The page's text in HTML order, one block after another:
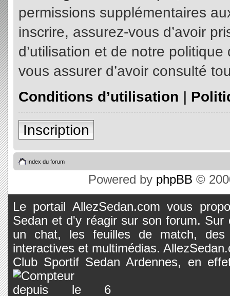
permissions supplémentaires
inscrire, assurez-vous d’avoir
d’utilisation et de notre
vous assurer d’avoir consulté
Conditions d’utilisation |
Inscription
Index du forum
Powered by phpBB ©
Le portail AllezSedan.com vous
Sedan et d'y réagir sur son forum.
un chat, les feuilles de match, des
interactives et multimédias.
Club Sportif Sedan Ardennes, en